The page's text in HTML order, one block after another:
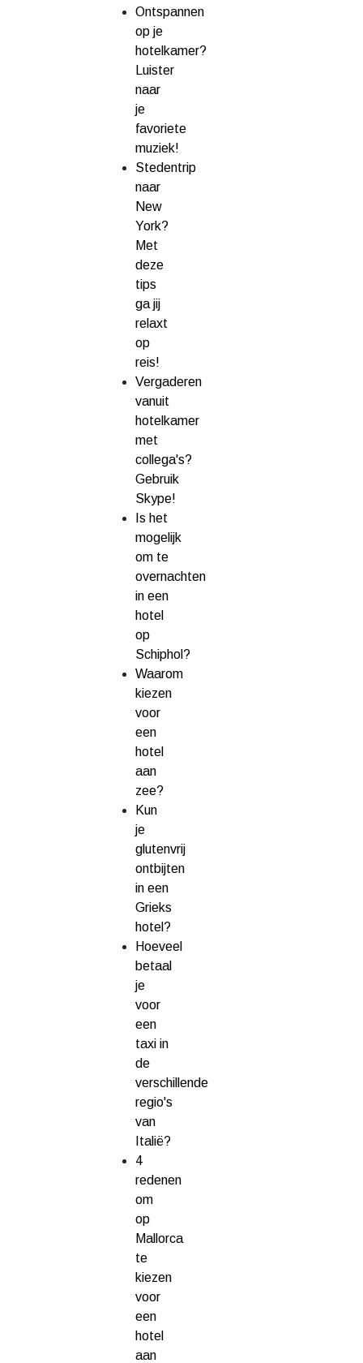
Ontspannen
op je
hotelkamer?
Luister
naar
je
favoriete
muziek!
Stedentrip
naar
New
York?
Met
deze
tips
ga jij
relaxt
op
reis!
Vergaderen
vanuit
hotelkamer
met
collega's?
Gebruik
Skype!
Is het
mogelijk
om te
overnachten
in een
hotel
op
Schiphol?
Waarom
kiezen
voor
een
hotel
aan
zee?
Kun
je
glutenvrij
ontbijten
in een
Grieks
hotel?
Hoeveel
betaal
je
voor
een
taxi in
de
verschillende
regio's
van
Italië?
4
redenen
om
op
Mallorca
te
kiezen
voor
een
hotel
aan